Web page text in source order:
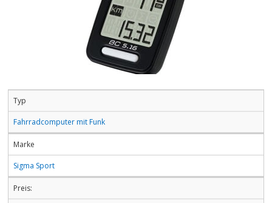
Typ
Fahrradcomputer mit Funk
Marke
Sigma Sport
Preis: